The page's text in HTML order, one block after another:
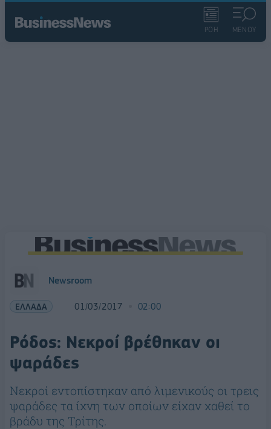
ΡΟΗ ΜΕΝΟΥ
Newsroom
ΕΛΛΑΔΑ 01/03/2017 02:00
Ρόδος: Νεκροί βρέθηκαν οι
ψαράδες
Νεκροί εντοπίστηκαν από λιμενικούς οι τρεις
ψαράδες τα ίχνη των οποίων είχαν χαθεί το
βράδυ της Τρίτης.